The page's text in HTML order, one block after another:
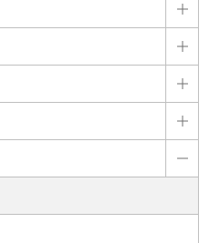
詳
詳
詳
詳